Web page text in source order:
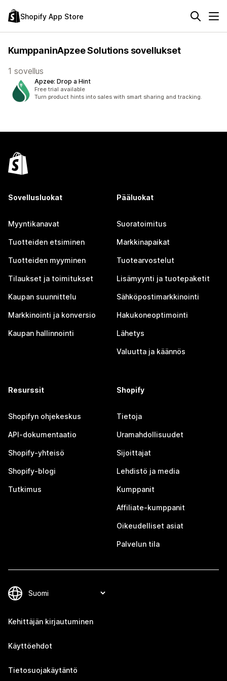
Shopify App Store
KumppaninApzee Solutions sovellukset
1 sovellus
Apzee: Drop a Hint
Free trial available
Turn product hints into sales with smart sharing and tracking.
Sovellusluokat
Myyntikanavat
Tuotteiden etsiminen
Tuotteiden myyminen
Tilaukset ja toimitukset
Kaupan suunnittelu
Markkinointi ja konversio
Kaupan hallinnointi
Pääluokat
Suoratoimitus
Markkinapaikat
Tuotearvostelut
Lisämyynti ja tuotepaketit
Sähköpostimarkkinointi
Hakukoneoptimointi
Lähetys
Valuutta ja käännös
Resurssit
Shopifyn ohjekeskus
API-dokumentaatio
Shopify-yhteisö
Shopify-blogi
Tutkimus
Shopify
Tietoja
Uramahdollisuudet
Sijoittajat
Lehdistö ja media
Kumppanit
Affiliate-kumppanit
Oikeudelliset asiat
Palvelun tila
Kehittäjän kirjautuminen
Käyttöehdot
Tietosuojakäytäntö